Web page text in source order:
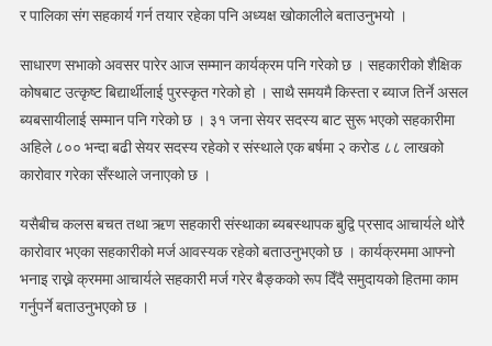
र पालिका संग सहकार्य गर्न तयार रहेका पनि अध्यक्ष खोकालीले बताउनुभयो ।
साधारण सभाको अवसर पारेर आज सम्मान कार्यक्रम पनि गरेको छ । सहकारीको शैक्षिक
कोषबाट उत्कृष्ट बिद्यार्थीलाई पुरस्कृत गरेको हो । साथै समयमै किस्ता र ब्याज तिर्ने असल
ब्यबसायीलाई सम्मान पनि गरेको छ । ३१ जना सेयर सदस्य बाट सुरू भएको सहकारीमा
अहिले ८०० भन्दा बढी सेयर सदस्य रहेको र संस्थाले एक बर्षमा २ करोड ८८ लाखको
कारोवार गरेका सँस्थाले जनाएको छ ।
यसैबीच कलस बचत तथा ऋण सहकारी संस्थाका ब्यबस्थापक बुद्वि प्रसाद आचार्यले थोरै
कारोवार भएका सहकारीको मर्ज आवस्यक रहेको बताउनुभएको छ । कार्यक्रममा आफ्नो
भनाइ राख्ने क्रममा आचार्यले सहकारी मर्ज गरेर बैङ्कको रूप दिँदै समुदायको हितमा काम
गर्नुपर्ने बताउनुभएको छ ।